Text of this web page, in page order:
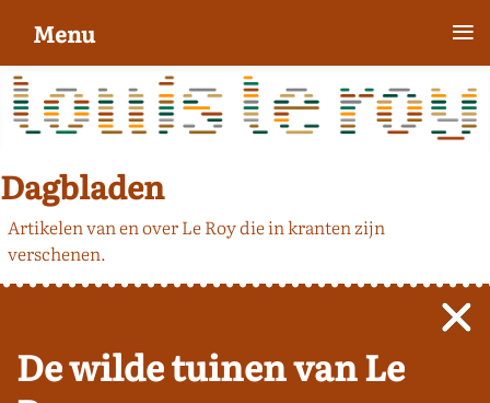
Dagbladen
Artikelen van en over Le Roy die in kranten zijn
verschenen.
De wilde tuinen van Le
Menu ≡